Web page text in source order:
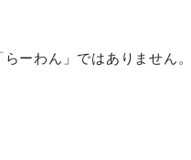
ーわん」ではありません。